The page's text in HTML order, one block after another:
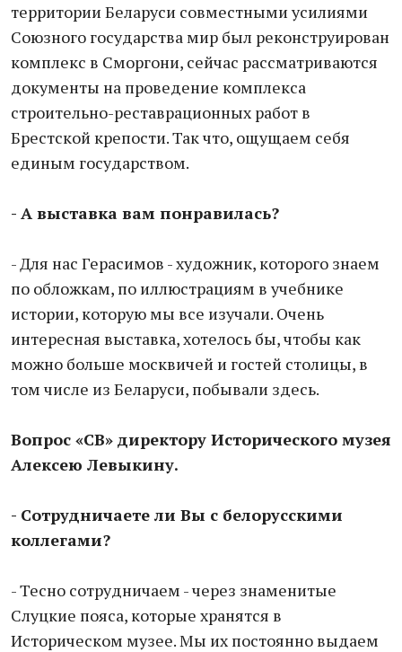
территории Беларуси совместными усилиями
Союзного государства мир был реконструирован
комплекс в Сморгони, сейчас рассматриваются
документы на проведение комплекса
строительно-реставрационных работ в
Брестской крепости. Так что, ощущаем себя
единым государством.
- А выставка вам понравилась?
- Для нас Герасимов - художник, которого знаем
по обложкам, по иллюстрациям в учебнике
истории, которую мы все изучали. Очень
интересная выставка, хотелось бы, чтобы как
можно больше москвичей и гостей столицы, в
том числе из Беларуси, побывали здесь.
Вопрос «СВ» директору Исторического музея
Алексею Левыкину.
- Сотрудничаете ли Вы с белорусскими
коллегами?
- Тесно сотрудничаем - через знаменитые
Слуцкие пояса, которые хранятся в
Историческом музее. Мы их постоянно выдаем